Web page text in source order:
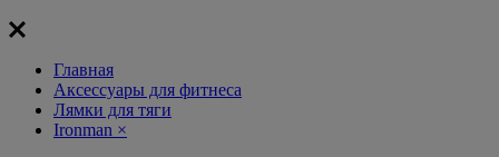
Главная
Aксессуары для фитнеса
Лямки для тяги
Ironman ×